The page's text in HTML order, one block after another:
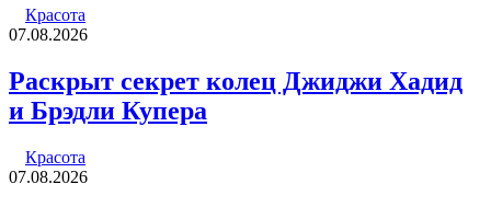
Красота
07.08.2026
Раскрыт секрет колец Джиджи Хадид
и Брэдли Купера
Красота
07.08.2026